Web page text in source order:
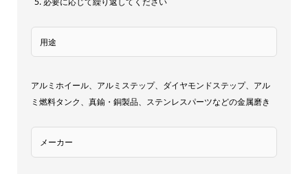
磨
用途
アルミホイール、アルミステップ、ダイヤモンドステップ、アル
ミ燃料タンク、真鍮・銅製品、ステンレスパーツなどの金属磨き
メーカー